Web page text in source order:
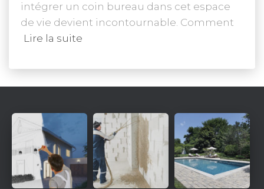
intégrer un coin bureau dans cet espace
de vie devient incontournable. Comment
Lire la suite